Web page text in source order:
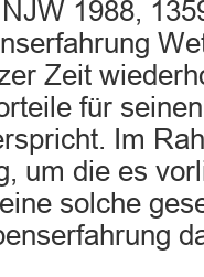
1988,
Zeit
für
Im
um die es
solche